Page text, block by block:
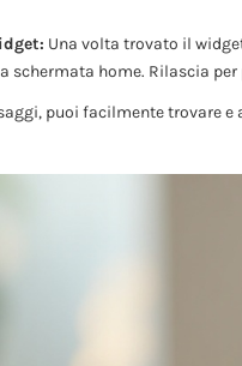
Una volta trovato il
schermata home. Rilascia
puoi facilmente trovare